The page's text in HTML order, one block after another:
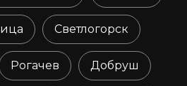
Светлогорск
Рогачев Добруш